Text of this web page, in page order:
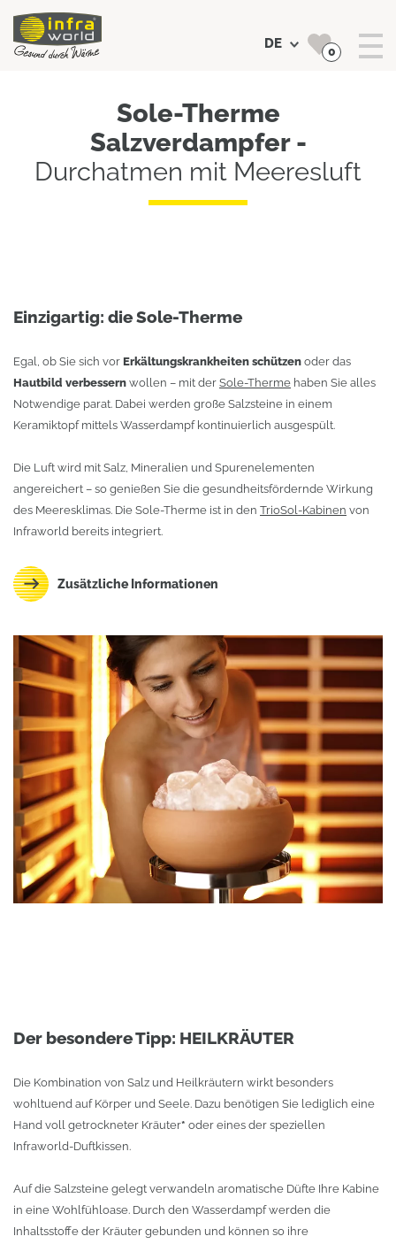
DE 0
Sole-Therme
Salzverdampfer -
Durchatmen mit Meeresluft
Einzigartig: die Sole-Therme
Egal, ob Sie sich vor Erkältungskrankheiten schützen oder das
Hautbild verbessern wollen – mit der Sole-Therme haben Sie alles
Notwendige parat. Dabei werden große Salzsteine in einem
Keramiktopf mittels Wasserdampf kontinuierlich ausgespült.
Die Luft wird mit Salz, Mineralien und Spurenelementen
angereichert – so genießen Sie die gesundheitsfördernde Wirkung
des Meeresklimas. Die Sole-Therme ist in den TrioSol-Kabinen von
Infraworld bereits integriert.
Zusätzliche Informationen
Der besondere Tipp: HEILKRÄUTER
Die Kombination von Salz und Heilkräutern wirkt besonders
wohltuend auf Körper und Seele. Dazu benötigen Sie lediglich eine
Hand voll getrockneter Kräuter* oder eines der speziellen
Infraworld-Duftkissen.
Auf die Salzsteine gelegt verwandeln aromatische Düfte Ihre Kabine
in eine Wohlfühloase. Durch den Wasserdampf werden die
Inhaltsstoffe der Kräuter gebunden und können so ihre